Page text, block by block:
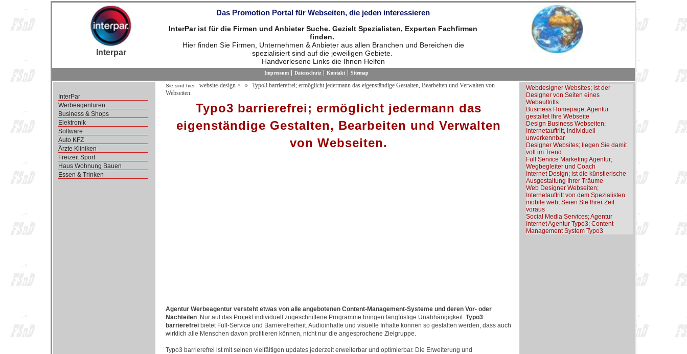
Interpar
Das Promotion Portal für Webseiten, die jeden interessieren
InterPar ist für die Firmen und Anbieter Suche. Gezielt Spezialisten, Experten Fachfirmen
finden.
Hier finden Sie Firmen, Unternehmen & Anbieter aus allen Branchen und Bereichen die
spezialisiert sind auf die jeweiligen Gebiete.
Handverlesene Links die Ihnen Helfen
Impressum Datenschutz Kontakt Sitemap
InterPar
Werbeagenturen
Business & Shops
Elektronik
Software
Auto KFZ
Ärzte Kliniken
Freizeit Sport
Haus Wohnung Bauen
Essen & Trinken
Sie sind hier : website-design >
Typo3 barrierefrei; ermöglicht jedermann das eigenständige Gestalten, Bearbeiten und Verwalten von
Webseiten.
Typo3 barrierefrei; ermöglicht jedermann das
eigenständige Gestalten, Bearbeiten und Verwalten
von Webseiten.
Agentur Werbeagentur versteht etwas von alle angebotenen Content-Management-Systeme und deren Vor- oder
Nachteilen. Nur auf das Projekt individuell zugeschnittene Programme bringen langfristige Unabhängigkeit. Typo3
barrierefrei bietet Full-Service und Barrierefreiheit. Audioinhalte und visuelle Inhalte können so gestalten werden, dass auch
wirklich alle Menschen davon profitieren können, nicht nur die angesprochene Zielgruppe.
Typo3 barrierefrei ist mit seinen vielfältigen updates jederzeit erweiterbar und optimierbar. Die Erweiterung und
Webdesigner Websites; ist der
Designer von Seiten eines
Webauftritts
Business Homepage; Agentur
gestaltet Ihre Webseite
Design Business Webseiten;
Internetauftritt, individuell
unverkennbar
Designer Websites; liegen Sie damit
voll im Trend
Full Service Marketing Agentur;
Wegbegleiter und Coach
Internet Design; ist die künstlerische
Ausgestaltung Ihrer Träume
Web Designer Webseiten;
Internetauftritt von dem Spezialisten
mobile web; Seien Sie Ihrer Zeit
voraus
Social Media Services; Agentur
Internet Agentur Typo3; Content
Management System Typo3